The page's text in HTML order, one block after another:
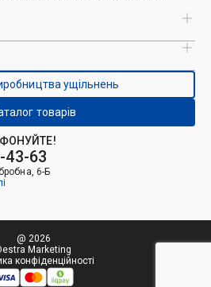
43-63
6-Б
ущільнень
товарів
@ 2026
Marketing
конфіденційності